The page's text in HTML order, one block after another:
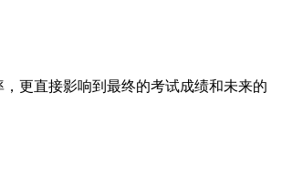
更直接影响到最终的考试成绩和未来的